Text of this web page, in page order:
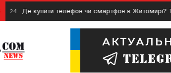
купити телефон чи смартфон в Житомирі? ТОП